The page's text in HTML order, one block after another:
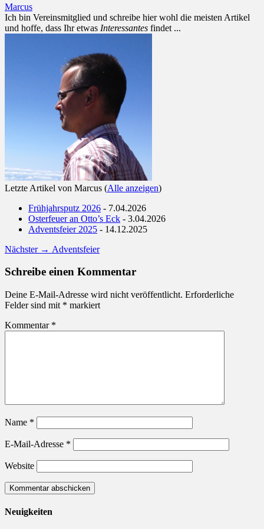
Marcus
Ich bin Vereinsmitglied und schreibe hier wohl die meisten Artikel
und hoffe, dass Ihr etwas Interessantes findet ...
Letzte Artikel von Marcus (Alle anzeigen)
Frühjahrsputz 2026 - 7.04.2026
Osterfeuer an Otto’s Eck - 3.04.2026
Adventsfeier 2025 - 14.12.2025
Beitragsnavigation
Nächster → Nächster
Adventsfeier
Schreibe einen Kommentar
Deine E-Mail-Adresse wird nicht veröffentlicht. Erforderliche
Felder sind mit * markiert
Kommentar *
Name *
E-Mail-Adresse *
Website
Neuigkeiten